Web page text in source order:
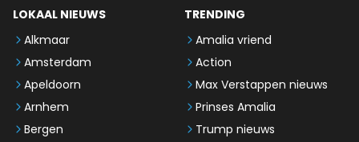
LOKAAL NIEUWS
Alkmaar
Amsterdam
Apeldoorn
Arnhem
Bergen
TRENDING
Amalia vriend
Action
Max Verstappen nieuws
Prinses Amalia
Trump nieuws